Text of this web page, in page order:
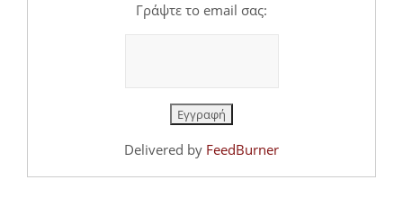
Γράψτε το email σας:
Delivered by FeedBurner